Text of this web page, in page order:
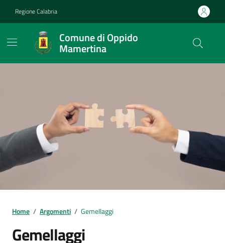
Regione Calabria
Comune di Oppido
Mamertina
Home / Argomenti / Gemellaggi
Gemellaggi